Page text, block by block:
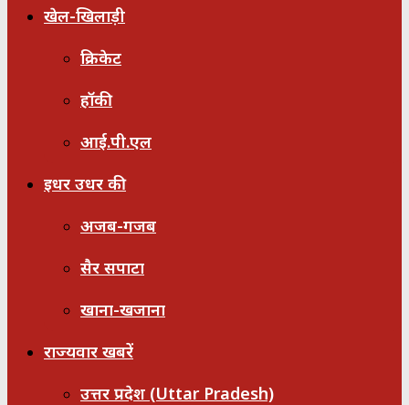
खेल-खिलाड़ी
क्रिकेट
हॉकी
आई.पी.एल
इधर उधर की
अजब-गजब
सैर सपाटा
खाना-खजाना
राज्यवार खबरें
उत्तर प्रदेश (Uttar Pradesh)